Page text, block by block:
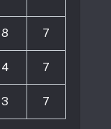
8 7
4 7
3 7